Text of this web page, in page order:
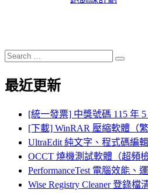
Search
for:
Search
最近更新
[統一發票] 中獎號碼 115 年 5
[下載] WinRAR 壓縮軟體（
UltraEdit 純文字、程式碼編
OCCT 燒機測試軟體（超頻
PerformanceTest 電腦效能、
Wise Registry Cleaner 登錄